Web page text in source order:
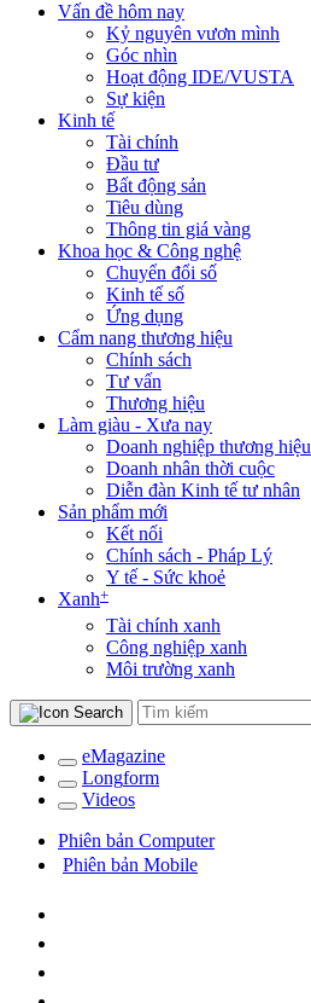
Vấn đề hôm nay
Kỷ nguyên vươn mình
Góc nhìn
Hoạt động IDE/VUSTA
Sự kiện
Kinh tế
Tài chính
Đầu tư
Bất động sản
Tiêu dùng
Thông tin giá vàng
Khoa học & Công nghệ
Chuyển đổi số
Kinh tế số
Ứng dụng
Cẩm nang thương hiệu
Chính sách
Tư vấn
Thương hiệu
Làm giàu - Xưa nay
Doanh nghiệp thương hiệu
Doanh nhân thời cuộc
Diễn đàn Kinh tế tư nhân
Sản phẩm mới
Kết nối
Chính sách - Pháp Lý
Y tế - Sức khoẻ
Xanh+
Tài chính xanh
Công nghiệp xanh
Môi trường xanh
eMagazine
Longform
Videos
Phiên bản Computer
Phiên bản Mobile